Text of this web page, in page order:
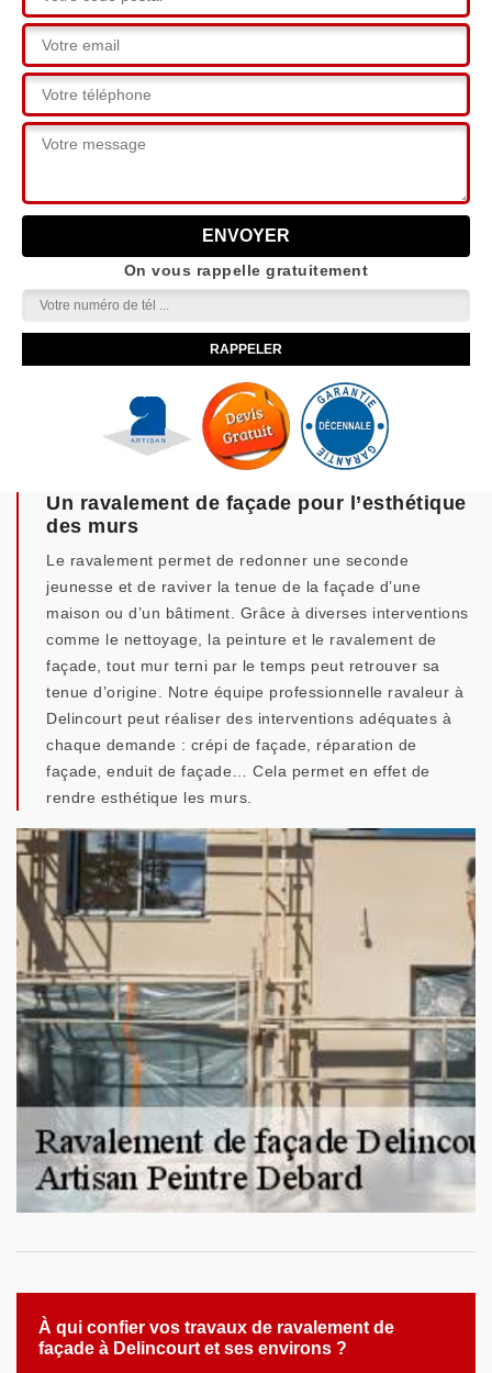
On vous rappelle gratuitement
Un ravalement de façade pour l’esthétique
des murs
Le ravalement permet de redonner une seconde
jeunesse et de raviver la tenue de la façade d’une
maison ou d’un bâtiment. Grâce à diverses interventions
comme le nettoyage, la peinture et le ravalement de
façade, tout mur terni par le temps peut retrouver sa
tenue d’origine. Notre équipe professionnelle ravaleur à
Delincourt peut réaliser des interventions adéquates à
chaque demande : crépi de façade, réparation de
façade, enduit de façade… Cela permet en effet de
rendre esthétique les murs.
À qui confier vos travaux de ravalement de
façade à Delincourt et ses environs ?